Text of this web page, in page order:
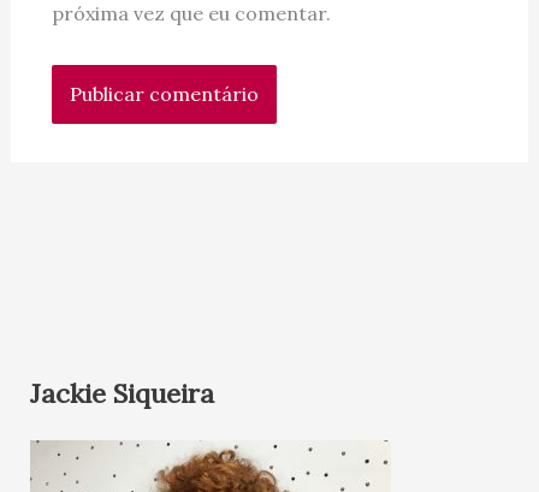
próxima vez que eu comentar.
Jackie Siqueira